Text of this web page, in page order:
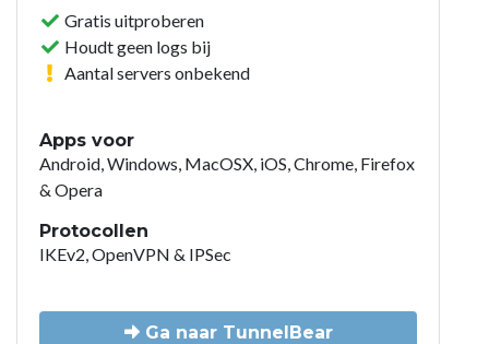
Gratis uitproberen
Houdt geen logs bij
Aantal servers onbekend
Apps voor
Android, Windows, MacOSX, iOS, Chrome, Firefox
& Opera
Protocollen
IKEv2, OpenVPN & IPSec
Ga naar TunnelBear